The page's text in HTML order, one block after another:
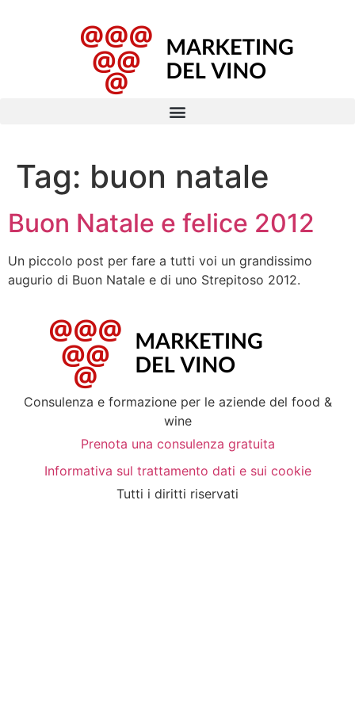
Tag: buon natale
Buon Natale e felice 2012
Un piccolo post per fare a tutti voi un grandissimo
augurio di Buon Natale e di uno Strepitoso 2012.
Consulenza e formazione per le aziende del food &
wine
Prenota una consulenza gratuita
Informativa sul trattamento dati e sui cookie
Tutti i diritti riservati